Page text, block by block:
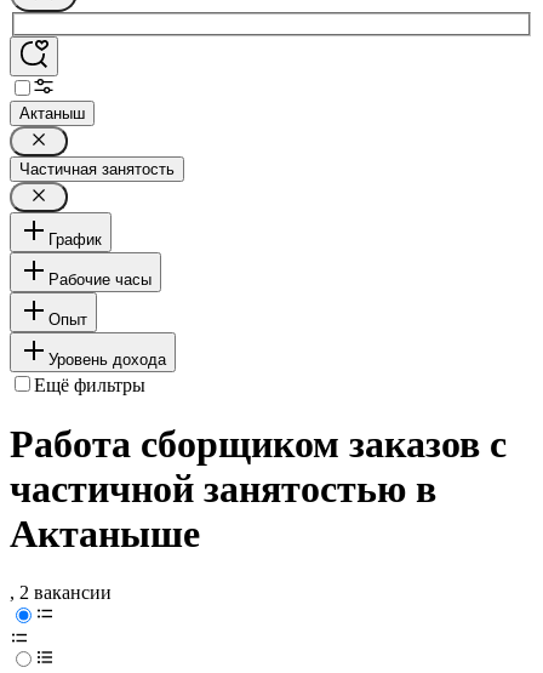
Актаныш
Частичная занятость
График
Рабочие часы
Опыт
Уровень дохода
Ещё фильтры
Работа сборщиком заказов с
частичной занятостью в
Актаныше
, 2 вакансии